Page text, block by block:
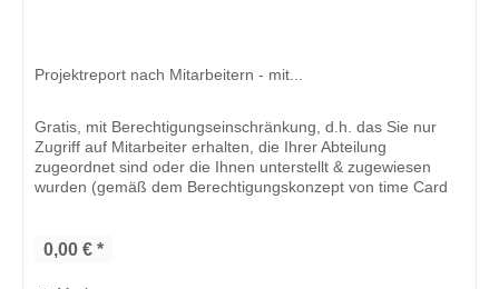
Projektreport nach Mitarbeitern - mit...
Gratis, mit Berechtigungseinschränkung, d.h. das Sie nur
Zugriff auf Mitarbeiter erhalten, die Ihrer Abteilung
zugeordnet sind oder die Ihnen unterstellt & zugewiesen
wurden (gemäß dem Berechtigungskonzept von time Card
0,00 € *